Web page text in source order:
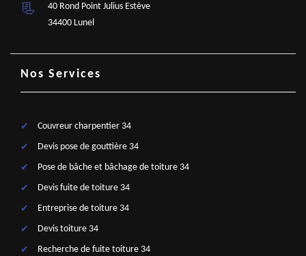
40 Rond Point Julius Estève
34400 Lunel
Nos Services
Couvreur charpentier 34
Devis pose de gouttière 34
Pose de bâche et bâchage de toiture 34
Devis fuite de toiture 34
Entreprise de toiture 34
Devis toiture 34
Recherche de fuite toiture 34